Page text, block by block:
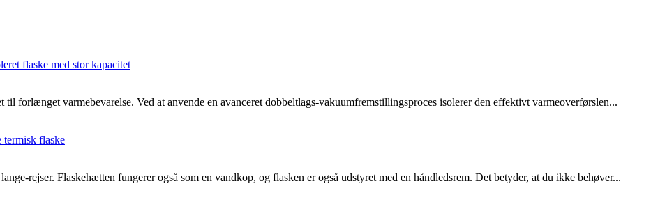
til forlænget varmebevarelse. Ved at anvende en avanceret dobbeltlags-vakuumfremstillingsproces isolerer den effektivt varmeoverførslen...
rejser. Flaskehætten fungerer også som en vandkop, og flasken er også udstyret med en håndledsrem. Det betyder, at du ikke behøver...